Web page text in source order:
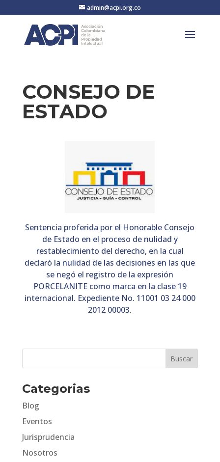
admin@acpi.org.co
CONSEJO DE
ESTADO
Sentencia proferida por el Honorable Consejo
de Estado en el proceso de nulidad y
restablecimiento del derecho, en la cual
declaró la nulidad de las decisiones en las que
se negó el registro de la expresión
PORCELANITE como marca en la clase 19
internacional. Expediente No. 11001 03 24 000
2012 00003.
Categorias
Blog
Eventos
Jurisprudencia
Nosotros